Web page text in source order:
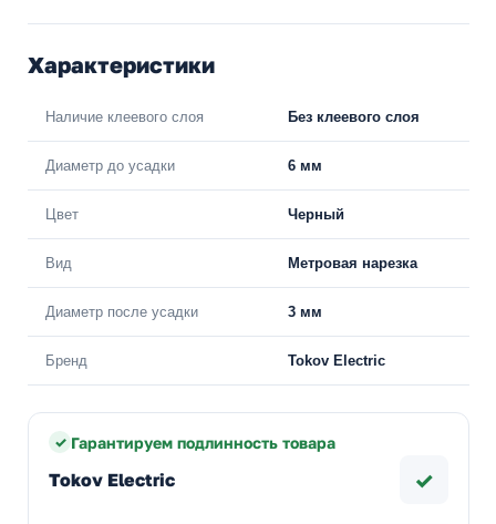
Характеристики
Наличие клеевого слоя Без клеевого слоя
Диаметр до усадки 6 мм
Цвет Черный
Вид Метровая нарезка
Диаметр после усадки 3 мм
Бренд Tokov Electric
Гарантируем подлинность товара
Tokov Electric ✓